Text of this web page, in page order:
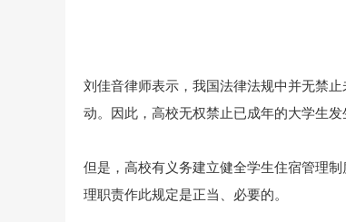
刘佳音律师表示，我国法律法规中并无禁
动。因此，高校无权禁止已成年的大学生发
但是，高校有义务建立健全学生住宿管理
理职责作此规定是正当、必要的。